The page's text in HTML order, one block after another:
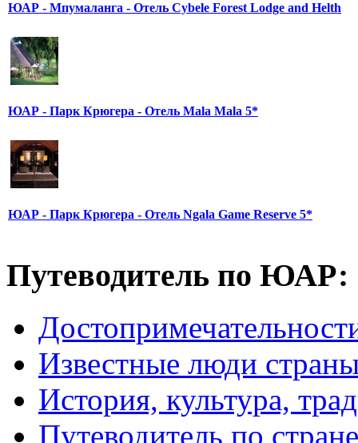
ЮАР - Мпумаланга - Отель Cybele Forest Lodge and Helth
ЮАР - Парк Крюгера - Отель Mala Mala 5*
ЮАР - Парк Крюгера - Отель Ngala Game Reserve 5*
Путеводитель по ЮАР:
Известные люди
История, культура,
Путеводитель по стране